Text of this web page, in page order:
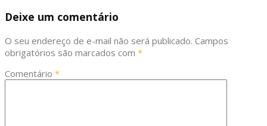
Deixe um comentário
O seu endereço de e-mail não será publicado. Campos
obrigatórios são marcados com *
Comentário *